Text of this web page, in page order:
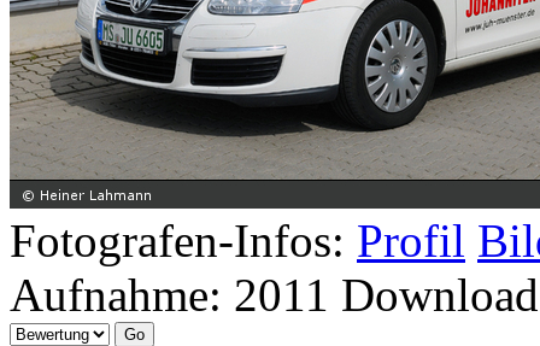
Fotografen-Infos: Profil
Aufnahme: 2011